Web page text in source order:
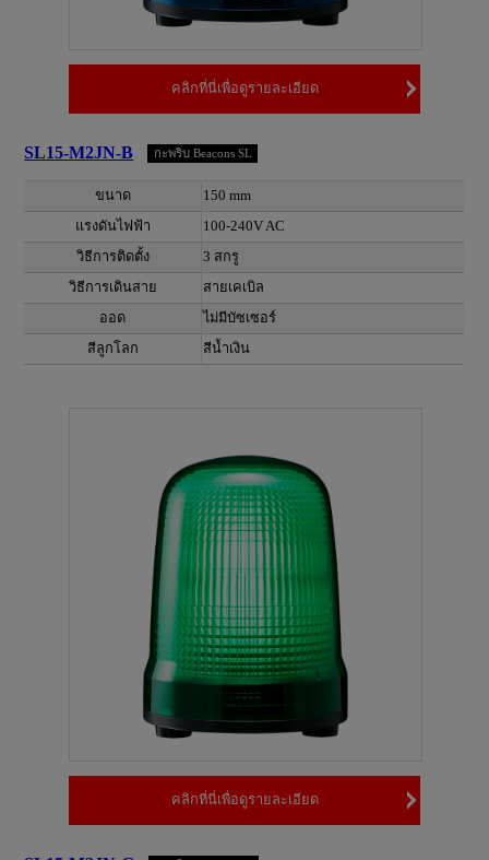
คลิกที่นี่เพื่อดูรายละเอียด
SL15-M2JN-B กะพริบ Beacons SL
ขนาด
150 mm
แรงดันไฟฟ้า
100-240V AC
วิธีการติดตั้ง
3 สกรู
วิธีการเดินสาย
สายเคเบิล
ออด
ไม่มีบัซเซอร์
สีลูกโลก
สีน้ำเงิน
คลิกที่นี่เพื่อดูรายละเอียด